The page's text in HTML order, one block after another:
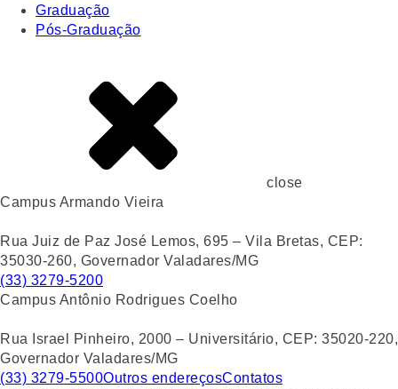
Graduação
Pós-Graduação
close
Campus Armando Vieira
Rua Juiz de Paz José Lemos, 695 – Vila Bretas, CEP:
35030-260, Governador Valadares/MG
(33) 3279-5200
Campus Antônio Rodrigues Coelho
Rua Israel Pinheiro, 2000 – Universitário, CEP: 35020-220,
Governador Valadares/MG
(33) 3279-5500Outros endereçosContatos